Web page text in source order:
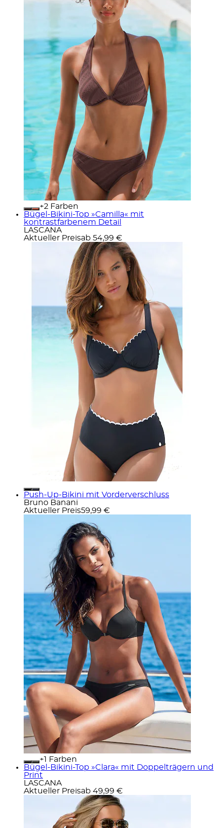
+
Farben
Bügel-Bikini-Top »Camilla« mit
kontrastfarbenem Detail
LASCANA
Aktueller Preisab 54,99 €
Push-Up-Bikini mit Vorderverschluss
Bruno Banani
Aktueller Preis59,99 €
+
Farben
Bügel-Bikini-Top »Clara« mit Doppelträgern und
Print
LASCANA
Aktueller Preisab 49,99 €